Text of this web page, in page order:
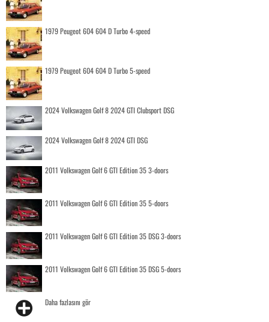
1979 Peugeot 604 604 D Turbo 4-speed
1979 Peugeot 604 604 D Turbo 5-speed
2024 Volkswagen Golf 8 2024 GTI Clubsport DSG
2024 Volkswagen Golf 8 2024 GTI DSG
2011 Volkswagen Golf 6 GTI Edition 35 3-doors
2011 Volkswagen Golf 6 GTI Edition 35 5-doors
2011 Volkswagen Golf 6 GTI Edition 35 DSG 3-doors
2011 Volkswagen Golf 6 GTI Edition 35 DSG 5-doors
Daha fazlasını gör